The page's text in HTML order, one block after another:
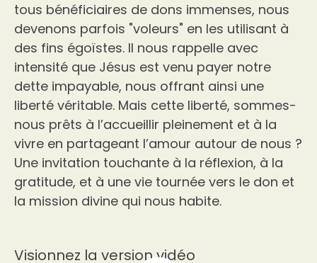
tous bénéficiaires de dons immenses, nous
devenons parfois "voleurs" en les utilisant à
des fins égoïstes. Il nous rappelle avec
intensité que Jésus est venu payer notre
dette impayable, nous offrant ainsi une
liberté véritable. Mais cette liberté, sommes-
nous prêts à l’accueillir pleinement et à la
vivre en partageant l’amour autour de nous ?
Une invitation touchante à la réflexion, à la
gratitude, et à une vie tournée vers le don et
la mission divine qui nous habite.
Visionnez la version vidéo